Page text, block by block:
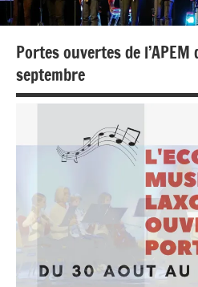
Portes ouvertes de
septembre